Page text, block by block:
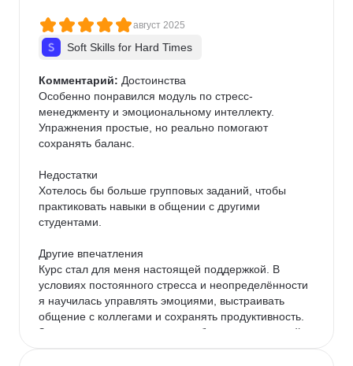
август 2025
Soft Skills for Hard Times
Комментарий: Достоинства
Особенно понравился модуль по стресс-
менеджменту и эмоциональному интеллекту.
Упражнения простые, но реально помогают
сохранять баланс.
Недостатки
Хотелось бы больше групповых заданий, чтобы
практиковать навыки в общении с другими
студентами.
Другие впечатления
Курс стал для меня настоящей поддержкой. В
условиях постоянного стресса и неопределённости
я научилась управлять эмоциями, выстраивать
общение с коллегами и сохранять продуктивность.
Знания помогли не только в работе, но и в личной